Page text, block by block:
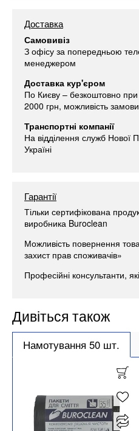
Доставка
Самовивіз
З офісу за попередньою
менеджером
Доставка кур'єром
По Києву – безкоштовно при
2000 грн, можливість
Транспортні компанії
На відділення служб Нової
Україні
Гарантії
Тільки сертифікована
виробника Buroclean
Можливість повернення
захист прав споживачів»
Професійні консультанти,
Дивіться також
Намотування 50 шт.